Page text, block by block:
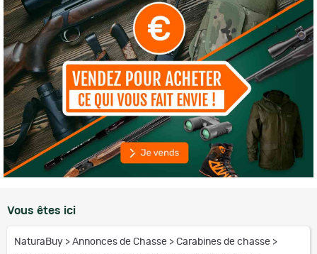
Vous êtes ici
NaturaBuy > Annonces de Chasse > Carabines de chasse >